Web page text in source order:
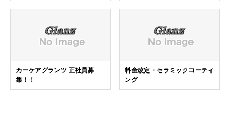
カーケアグランツ 正社員募
集！！
料金改定・セラミックコーティ
ング